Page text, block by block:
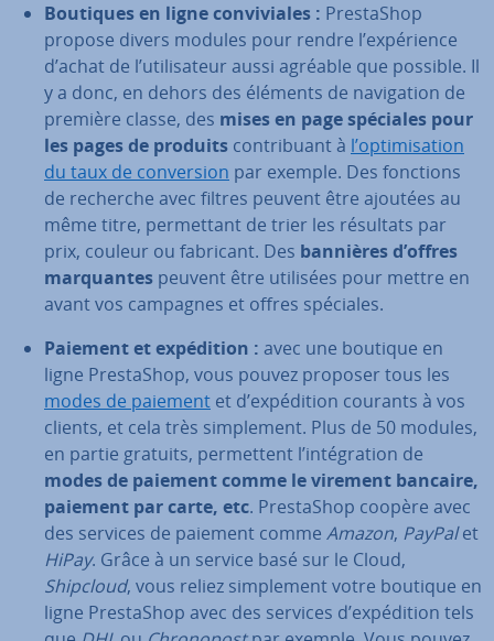
Boutiques en ligne con­vi­viales : Pres­ta­Shop
propose divers modules pour rendre l’ex­pé­rience
d’achat de l’uti­li­sa­teur aussi agréable que possible. Il
y a donc, en dehors des éléments de na­vi­ga­tion de
première classe, des mises en page spéciales pour
les pages de produits con­tri­buant à l’op­ti­mi­sa­tion
du taux de con­ver­sion par exemple. Des fonctions
de recherche avec filtres peuvent être ajoutées au
même titre, per­met­tant de trier les résultats par
prix, couleur ou fabricant. Des bannières d’offres
mar­quantes peuvent être utilisées pour mettre en
avant vos campagnes et offres spéciales.
Paiement et ex­pé­di­tion : avec une boutique en
ligne Pres­ta­Shop, vous pouvez proposer tous les
modes de paiement et d’ex­pé­di­tion courants à vos
clients, et cela très sim­ple­ment. Plus de 50 modules,
en partie gratuits, per­met­tent l’in­té­gra­tion de
modes de paiement comme le virement bancaire,
paiement par carte, etc. Pres­ta­Shop coopère avec
des services de paiement comme Amazon, PayPalet
HiPay. Grâce à un service basé sur le Cloud,
Shipcloud, vous reliez sim­ple­ment votre boutique en
ligne Pres­ta­Shop avec des services d’ex­pé­di­tion tels